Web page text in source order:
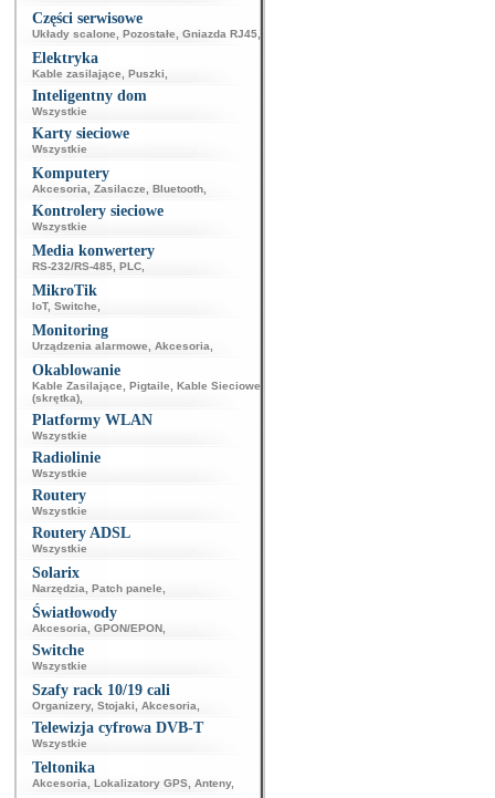
Części serwisowe
Układy scalone Pozostałe Gniazda RJ45
Elektryka
Kable zasilające Puszki
Inteligentny dom
Wszystkie
Karty sieciowe
Wszystkie
Komputery
Akcesoria Zasilacze Bluetooth
Kontrolery sieciowe
Wszystkie
Media konwertery
RS-232/RS-485 PLC
MikroTik
IoT, Switche
Monitoring
Urządzenia alarmowe Akcesoria
Okablowanie
Kable Zasilające Pigtaile
Kable Sieciowe
(skrętka)
Platformy WLAN
Wszystkie
Radiolinie
Wszystkie
Routery
Wszystkie
Routery ADSL
Wszystkie
Solarix
Narzędzia Patch panele
Światłowody
Akcesoria GPON/EPON
Switche
Wszystkie
Szafy rack 10/19 cali
Organizery, Stojaki Akcesoria
Telewizja cyfrowa DVB-T
Wszystkie
Teltonika
Akcesoria Lokalizatory GPS Anteny,